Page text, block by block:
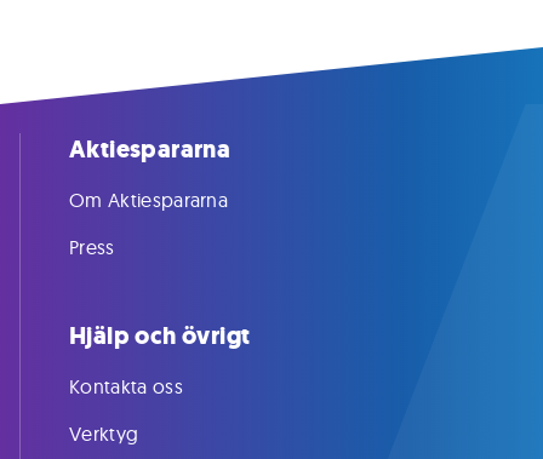
Aktiespararna
Om Aktiespararna
Press
Hjälp och övrigt
Kontakta oss
Verktyg